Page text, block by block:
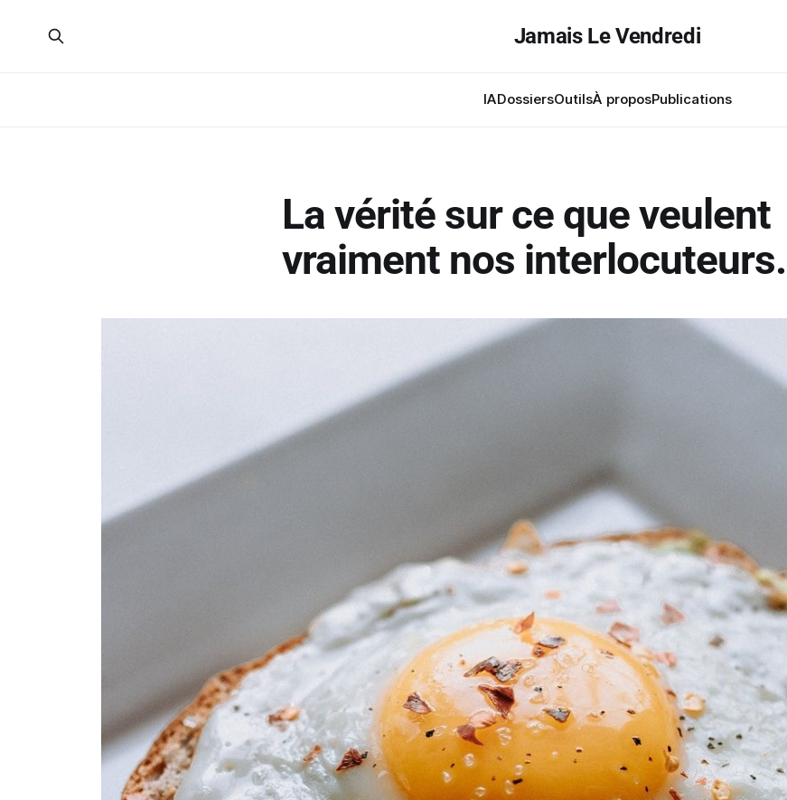
Jamais Le Vendredi
IADossiersOutilsÀ proposPublications
La vérité sur ce que veulent
vraiment nos interlocuteurs.